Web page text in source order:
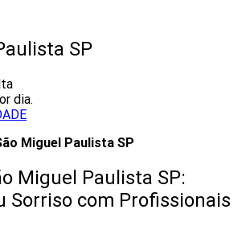
SP
dia.
Miguel Paulista‎ SP
Miguel Paulista‎ SP:
Sorriso com Profissionais